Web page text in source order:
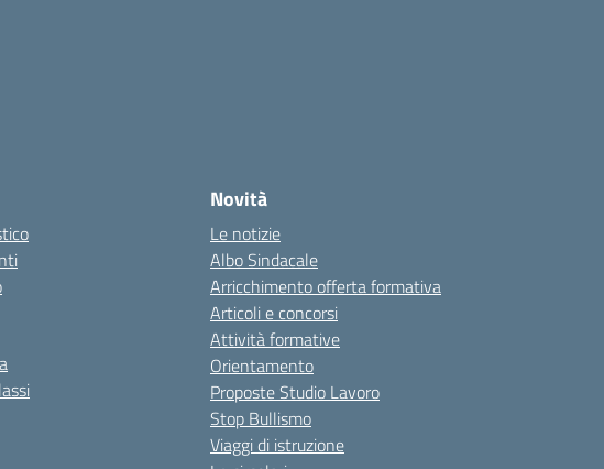
Novità
Le notizie
Albo Sindacale
Arricchimento offerta formativa
Articoli e concorsi
Attività formative
Orientamento
Proposte Studio Lavoro
Stop Bullismo
Viaggi di istruzione